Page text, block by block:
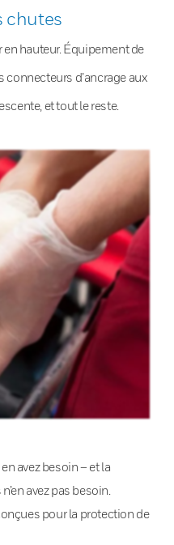
chutes
hauteur. Équipement de
d’ancrage aux
et tout le reste.
avez besoin – et la
avez pas besoin.
pour la protection de